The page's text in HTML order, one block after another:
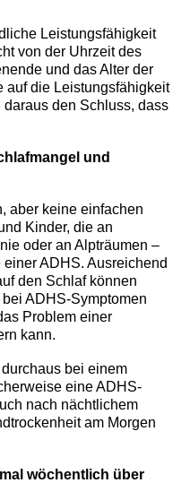
Leistungsfähigkeit
von der Uhrzeit des
und das Alter der
auf die Leistungsfähigkeit
den Schluss, dass
und
aber keine einfachen
Kinder, die an
oder an Alpträumen –
ADHS. Ausreichend
den Schlaf können
ADHS-Symptomen
Problem einer
kann.
bei einem
eine ADHS-
nach nächtlichem
am Morgen
wöchentlich über